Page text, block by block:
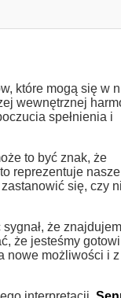
które mogą się w
wewnętrznej
spełnienia i
to być znak, że
reprezentuje nasze
się, czy
że
że jesteśmy
nowe możliwości i z